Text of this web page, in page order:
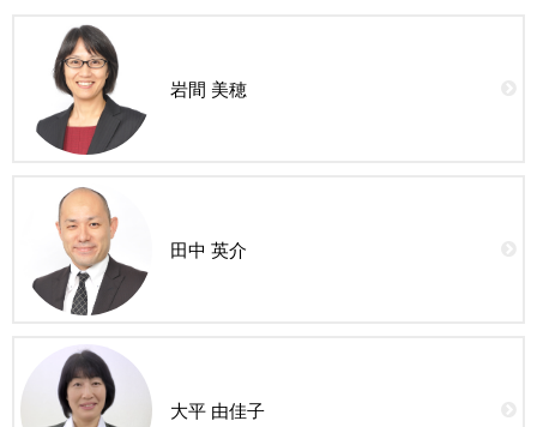
岩間 美穂
田中 英介
大平 由佳子